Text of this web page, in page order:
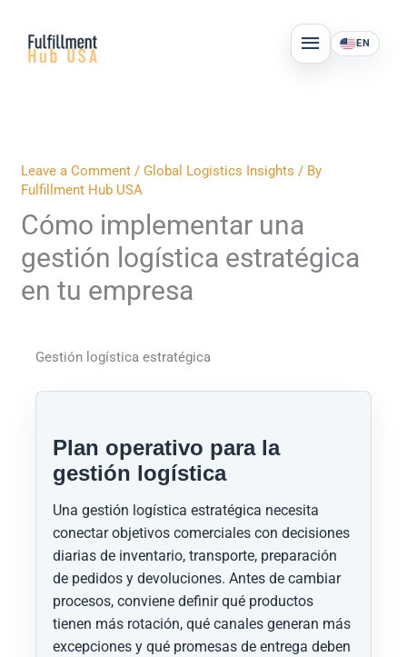
content
MAIN
MENU
EN
Leave a Comment / Global Logistics Insights / By
Fulfillment Hub USA
Cómo implementar una
gestión logística estratégica
en tu empresa
Gestión logística estratégica
Plan operativo para la
gestión logística
Una gestión logística estratégica necesita
conectar objetivos comerciales con decisiones
diarias de inventario, transporte, preparación
de pedidos y devoluciones. Antes de cambiar
procesos, conviene definir qué productos
tienen más rotación, qué canales generan más
excepciones y qué promesas de entrega deben